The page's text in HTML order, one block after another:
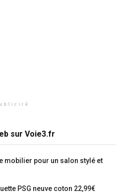
sur Voie3.fr
mobilier pour un salon stylé et
PSG neuve coton 22,99€